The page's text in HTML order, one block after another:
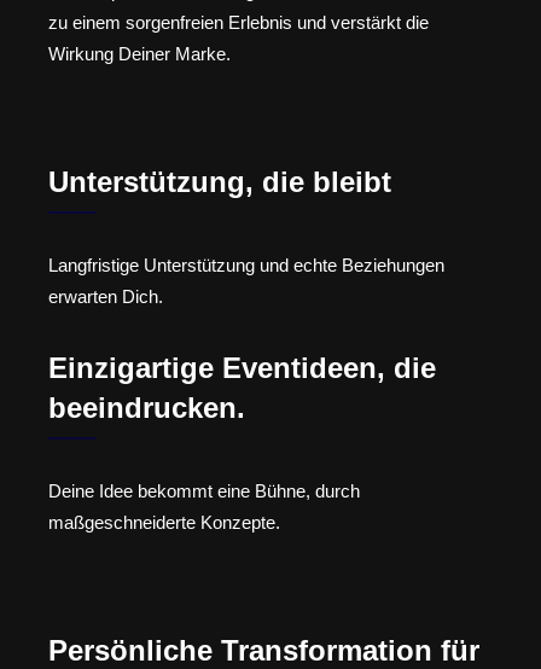
zu einem sorgenfreien Erlebnis und verstärkt die
Wirkung Deiner Marke.
Unterstützung, die bleibt
Langfristige Unterstützung und echte Beziehungen
erwarten Dich.
Einzigartige Eventideen, die
beeindrucken.
Deine Idee bekommt eine Bühne, durch
maßgeschneiderte Konzepte.
Persönliche Transformation für